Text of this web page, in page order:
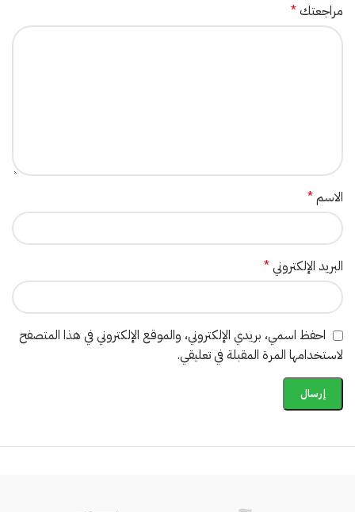
مراجعتك*
الاسم*
البريد الإلكتروني*
احفظ اسمي، بريدي الإلكتروني، والموقع الإلكتروني في هذا المتصفح
لاستخدامها المرة المقبلة في تعليقي.